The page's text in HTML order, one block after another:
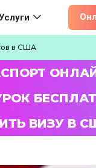
в США
ВИЗУ В